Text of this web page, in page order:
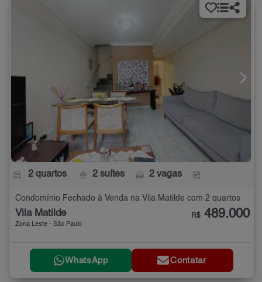
2 quartos 2 suítes 2 vagas
Condomínio Fechado à Venda na Vila Matilde com 2 quartos
Vila Matilde
Zona Leste - São Paulo
R$ 489.000
WhatsApp Contatar